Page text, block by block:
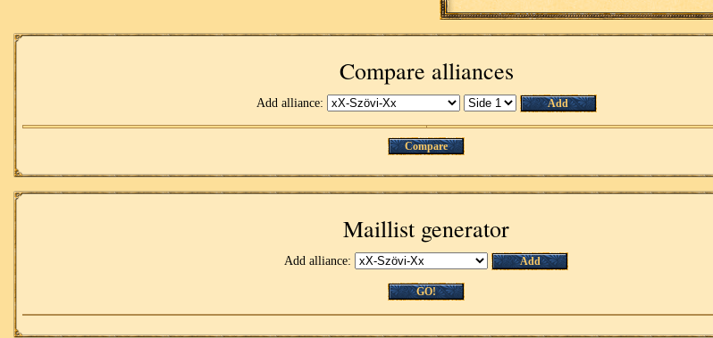
Compare alliances
Add alliance: Add
Compare
Maillist generator
Add alliance: Add
GO!